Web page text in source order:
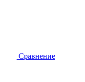
Сравнение